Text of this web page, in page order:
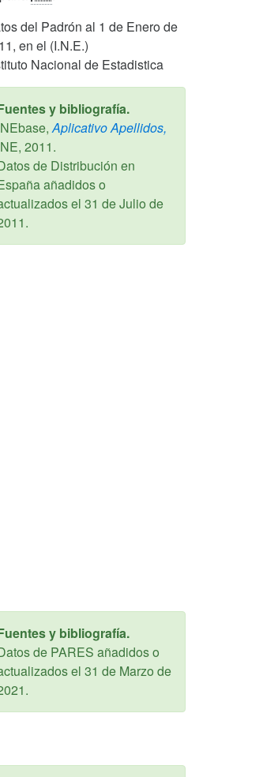
del Padrón al 1 de Enero de
en el (I.N.E.)
Nacional de Estadistica
y bibliografía.
Aplicativo Apellidos,
2011.
de Distribución en
añadidos o
el 31 de Julio de
.
y bibliografía.
de PARES añadidos o
el 31 de Marzo de
.